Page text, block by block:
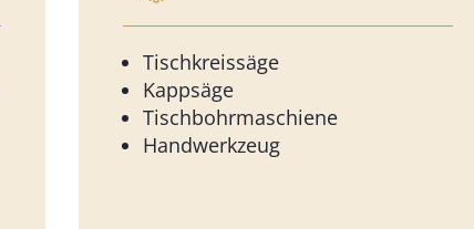
Tischkreissäge
Kappsäge
Tischbohrmaschiene
Handwerkzeug